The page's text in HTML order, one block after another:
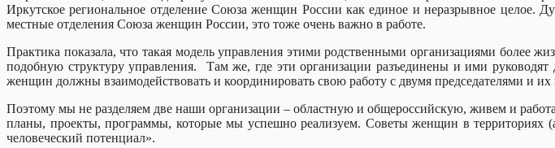
Иркутское региональное отделение Союза женщин России как единое и неразрывное
местные отделения Союза женщин России, это тоже очень важно в работе.
Практика показала, что такая модель управления этими родственными организациями более
подобную структуру управления. Там же, где эти организации разъединены и ими руководят
женщин должны взаимодействовать и координировать свою работу с двумя председателями и
Поэтому мы не разделяем две наши организации – областную и общероссийскую, живем и
планы, проекты, программы, которые мы успешно реализуем. Советы женщин в территориях
человеческий потенциал».